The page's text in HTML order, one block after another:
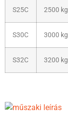
S25C 2500 kg
S30C 3000 kg
S32C 3200 kg